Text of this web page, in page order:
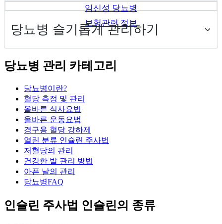
임신성 당뇨병
보험관련 정보
당뇨병 관리 카테고리
당뇨병이란?
혈당 측정 및 관리
올바른 식사요법
올바른 운동요법
경구용 혈당 강하제
열린 분류 인슐린 주사법
저혈당의 관리
건강한 발 관리 방법
아픈 날의 관리
당뇨병FAQ
인슐린 주사법 인슐린의 종류